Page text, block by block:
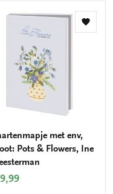
met env,
Pots & Flowers, Ine